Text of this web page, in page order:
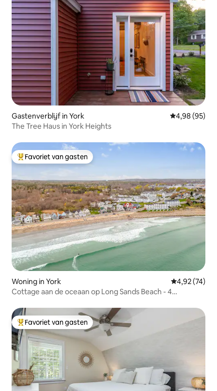
Gastenverblijf in York Gemiddelde
4,98 (95)
The Tree Haus in York Heights
Topfavoriet van gasten
Favoriet van gasten
Woning in York Gemiddelde
4,92 (74)
Cottage aan de oceaan op Long Sands Beach - 4
Topfavoriet van gasten
Favoriet van gasten